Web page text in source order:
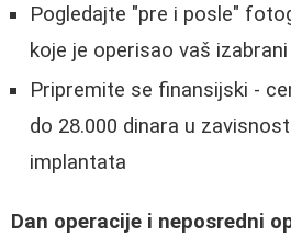
Pogledajte "pre i posle"
koje je operisao vaš
Pripremite se finansijski -
do 28.000 dinara u
implantata
Dan operacije i neposredni